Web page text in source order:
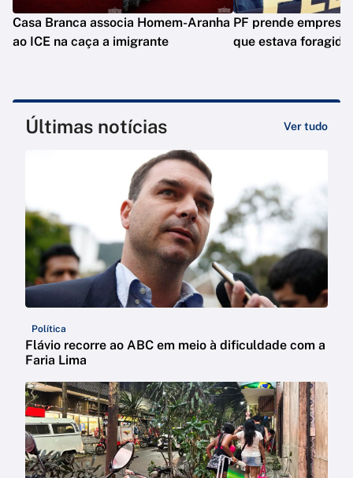
Casa Branca associa Homem-Aranha
ao ICE na caça a imigrante
PF prende
que estava foragido
Últimas notícias Ver tudo
Política
Flávio recorre ao ABC em meio à dificuldade com a
Faria Lima